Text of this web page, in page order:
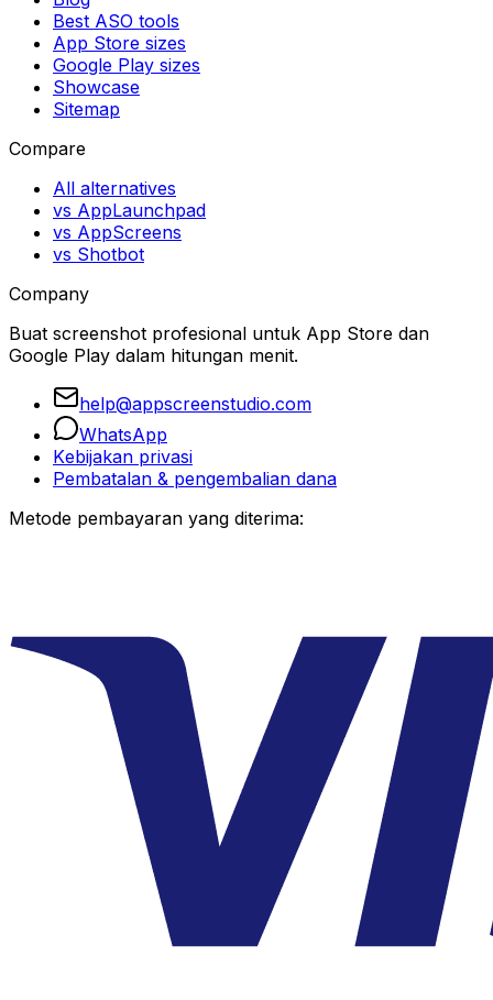
Best ASO tools
App Store sizes
Google Play sizes
Showcase
Sitemap
Compare
All alternatives
vs AppLaunchpad
vs AppScreens
vs Shotbot
Company
Buat screenshot profesional untuk App Store dan
Google Play dalam hitungan menit.
help@appscreenstudio.com
WhatsApp
Kebijakan privasi
Pembatalan & pengembalian dana
Metode pembayaran yang diterima: